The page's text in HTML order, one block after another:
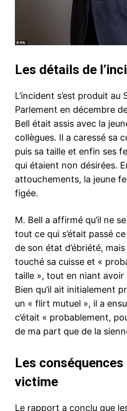
Les détails de
L’incident s’est produit au
Parlement en décembre
Bell était assis avec la
collègues. Il a caressé sa
puis sa taille et enfin ses
qui étaient non désirées.
attouchements, la jeune
figée.
M. Bell a affirmé qu’il ne
tout ce qui s’était passé
de son état d’ébriété,
touché sa cuisse et «
taille », tout en niant avoir
Bien qu’il ait initialement
un « flirt mutuel », il a
c’était « probablement,
de ma part que de la
Les conséquences
victime
Le rapport a conclu que